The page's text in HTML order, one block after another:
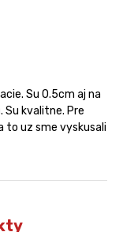
Su 0.5cm aj na
kvalitne. Pre
to uz sme vyskusali